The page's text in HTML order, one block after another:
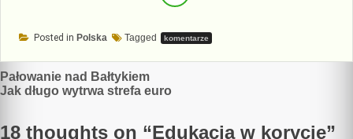
Posted in Polska Tagged komentarze
Nawigacja
wpisu
Pałowanie nad Bałtykiem
Jak długo wytrwa strefa euro
18 thoughts on “Edukacja w korycie”